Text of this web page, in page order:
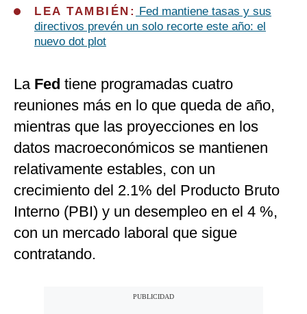
LEA TAMBIÉN:
Fed mantiene tasas y sus
directivos prevén un solo recorte este año: el
nuevo dot plot
La Fed tiene programadas cuatro
reuniones más en lo que queda de año,
mientras que las proyecciones en los
datos macroeconómicos se mantienen
relativamente estables, con un
crecimiento del 2.1% del Producto Bruto
Interno (PBI) y un desempleo en el 4 %,
con un mercado laboral que sigue
contratando.